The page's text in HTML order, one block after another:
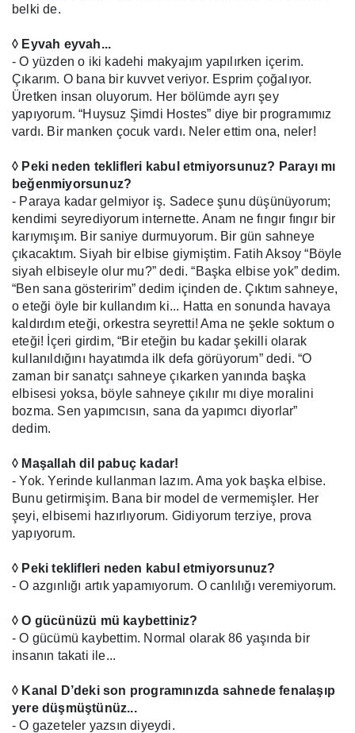
belki de.
◊ Eyvah eyvah...
- O yüzden o iki kadehi makyajım yapılırken içerim.
Çıkarım. O bana bir kuvvet veriyor. Esprim çoğalıyor.
Üretken insan oluyorum. Her bölümde ayrı şey
yapıyorum. “Huysuz Şimdi Hostes” diye bir programımız
vardı. Bir manken çocuk vardı. Neler ettim ona, neler!
◊ Peki neden teklifleri kabul etmiyorsunuz? Parayı mı
beğenmiyorsunuz?
- Paraya kadar gelmiyor iş. Sadece şunu düşünüyorum;
kendimi seyrediyorum internette. Anam ne fıngır fıngır bir
karıymışım. Bir saniye durmuyorum. Bir gün sahneye
çıkacaktım. Siyah bir elbise giymiştim. Fatih Aksoy “Böyle
siyah elbiseyle olur mu?” dedi. “Başka elbise yok” dedim.
“Ben sana gösteririm” dedim içinden de. Çıktım sahneye,
o eteği öyle bir kullandım ki... Hatta en sonunda havaya
kaldırdım eteği, orkestra seyretti! Ama ne şekle soktum o
eteği! İçeri girdim, “Bir eteğin bu kadar şekilli olarak
kullanıldığını hayatımda ilk defa görüyorum” dedi. “O
zaman bir sanatçı sahneye çıkarken yanında başka
elbisesi yoksa, böyle sahneye çıkılır mı diye moralini
bozma. Sen yapımcısın, sana da yapımcı diyorlar”
dedim.
◊ Maşallah dil pabuç kadar!
- Yok. Yerinde kullanman lazım. Ama yok başka elbise.
Bunu getirmişim. Bana bir model de vermemişler. Her
şeyi, elbisemi hazırlıyorum. Gidiyorum terziye, prova
yapıyorum.
◊ Peki teklifleri neden kabul etmiyorsunuz?
- O azgınlığı artık yapamıyorum. O canlılığı veremiyorum.
◊ O gücünüzü mü kaybettiniz?
- O gücümü kaybettim. Normal olarak 86 yaşında bir
insanın takati ile...
◊ Kanal D’deki son programınızda sahnede fenalaşıp
yere düşmüştünüz...
- O gazeteler yazsın diyeydi.